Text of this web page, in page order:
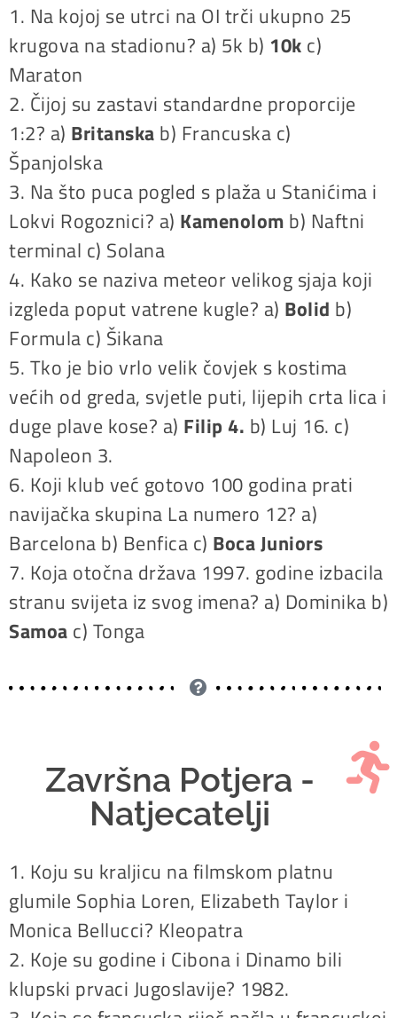
1. Na kojoj se utrci na OI trči ukupno 25
krugova na stadionu? a) 5k b) 10k c)
Maraton
2. Čijoj su zastavi standardne proporcije
1:2? a) Britanska b) Francuska c)
Španjolska
3. Na što puca pogled s plaža u Stanićima i
Lokvi Rogoznici? a) Kamenolom b) Naftni
terminal c) Solana
4. Kako se naziva meteor velikog sjaja koji
izgleda poput vatrene kugle? a) Bolid b)
Formula c) Šikana
5. Tko je bio vrlo velik čovjek s kostima
većih od greda, svjetle puti, lijepih crta lica i
duge plave kose? a) Filip 4. b) Luj 16. c)
Napoleon 3.
6. Koji klub već gotovo 100 godina prati
navijačka skupina La numero 12? a)
Barcelona b) Benfica c) Boca Juniors
7. Koja otočna država 1997. godine izbacila
stranu svijeta iz svog imena? a) Dominika b)
Samoa c) Tonga
Završna Potjera -
Natjecatelji
1. Koju su kraljicu na filmskom platnu
glumile Sophia Loren, Elizabeth Taylor i
Monica Bellucci? Kleopatra
2. Koje su godine i Cibona i Dinamo bili
klupski prvaci Jugoslavije? 1982.